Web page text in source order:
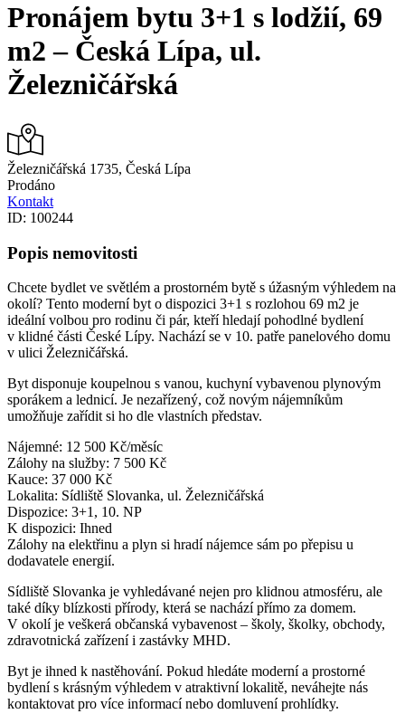
Pronájem bytu 3+1 s lodžií, 69
m2 – Česká Lípa, ul.
Železničářská
Železničářská 1735, Česká Lípa
Prodáno
Kontakt
ID: 100244
Popis nemovitosti
Chcete bydlet ve světlém a prostorném bytě s úžasným výhledem na
okolí? Tento moderní byt o dispozici 3+1 s rozlohou 69 m2 je
ideální volbou pro rodinu či pár, kteří hledají pohodlné bydlení
v klidné části České Lípy. Nachází se v 10. patře panelového domu
v ulici Železničářská.
Byt disponuje koupelnou s vanou, kuchyní vybavenou plynovým
sporákem a lednicí. Je nezařízený, což novým nájemníkům
umožňuje zařídit si ho dle vlastních představ.
Nájemné: 12 500 Kč/měsíc
Zálohy na služby: 7 500 Kč
Kauce: 37 000 Kč
Lokalita: Sídliště Slovanka, ul. Železničářská
Dispozice: 3+1, 10. NP
K dispozici: Ihned
Zálohy na elektřinu a plyn si hradí nájemce sám po přepisu u
dodavatele energií.
Sídliště Slovanka je vyhledávané nejen pro klidnou atmosféru, ale
také díky blízkosti přírody, která se nachází přímo za domem.
V okolí je veškerá občanská vybavenost – školy, školky, obchody,
zdravotnická zařízení i zastávky MHD.
Byt je ihned k nastěhování. Pokud hledáte moderní a prostorné
bydlení s krásným výhledem v atraktivní lokalitě, neváhejte nás
kontaktovat pro více informací nebo domluvení prohlídky.